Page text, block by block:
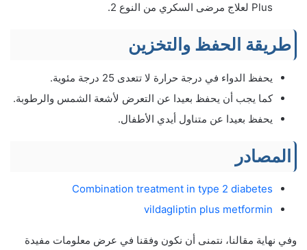
Plus لعلاج مرضى السكري من النوع 2.
طريقة الحفظ والتخزين
يحفظ الدواء في درجة حرارة لا تتعدى 25 درجة مئوية.
كما يجب أن يحفظ بعيدا عن التعرض لأشعة الشمس والرطوبة.
يحفظ بعيدا عن متناول أيدي الأطفال.
المصادر
Combination treatment in type 2 diabetes
vildagliptin plus metformin
وفي نهاية مقالنا، نتمنى أن نكون وفقنا في عرض معلومات مفيدة